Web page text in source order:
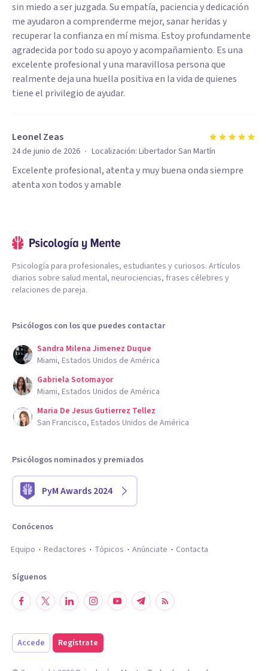
sin miedo a ser juzgada. Su empatía, paciencia y dedicación
me ayudaron a comprenderme mejor, sanar heridas y
recuperar la confianza en mí misma. Estoy profundamente
agradecida por todo su apoyo y acompañamiento. Es una
excelente profesional y una maravillosa persona que
realmente deja una huella positiva en la vida de quienes
tiene el privilegio de ayudar.
Leonel Zeas
24 de junio de 2026 · Localización: Libertador San Martín
Excelente profesional, atenta y muy buena onda siempre
atenta xon todos y amable
Psicología para profesionales, estudiantes y curiosos. Artículos
diarios sobre salud mental, neurociencias, frases célebres y
relaciones de pareja.
Psicólogos con los que puedes contactar
Sandra Milena Jimenez Duque
Miami, Estados Unidos de América
Gabriela Sotomayor
Miami, Estados Unidos de América
Maria De Jesus Gutierrez Tellez
San Francisco, Estados Unidos de América
Psicólogos nominados y premiados
PyM Awards 2024
Conócenos
Equipo
Redactores Tópicos Anúnciate Contacta
Síguenos
Accede Regístrate